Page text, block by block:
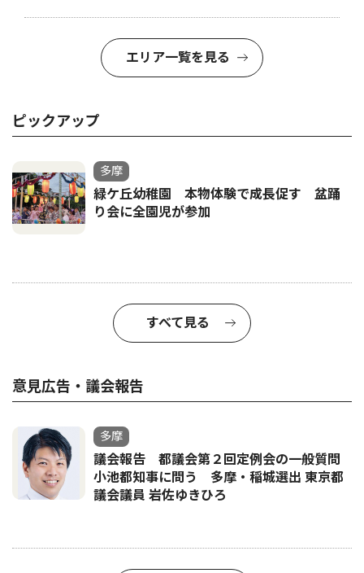
エリア一覧を見る
ピックアップ
多摩
緑ケ丘幼稚園 本物体験で成長促す 盆踊
り会に全園児が参加
すべて見る
意見広告・議会報告
多摩
議会報告 都議会第２回定例会の一般質問
小池都知事に問う 多摩・稲城選出 東京都
議会議員 岩佐ゆきひろ